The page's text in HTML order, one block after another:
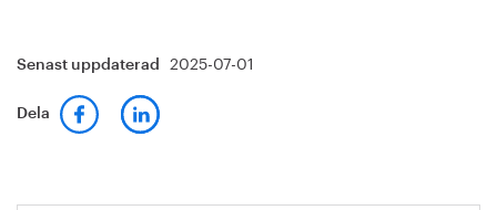
Senast uppdaterad 2025-07-01
Dela